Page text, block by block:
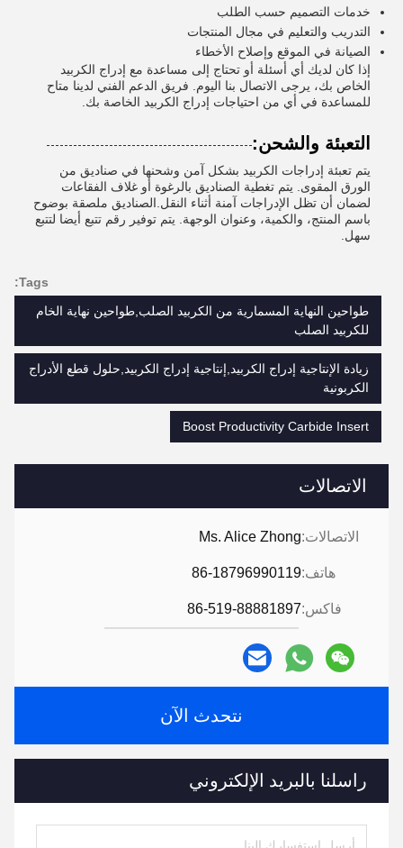
الاتصالات
الاتصالات:Ms. Alice Zhong
هاتف:86-18796990119
فاكس:86-519-88881897
نتحدث الآن
راسلنا بالبريد الإلكتروني
خدمات التصميم حسب الطلب
التدريب والتعليم في مجال المنتجات
الصيانة في الموقع وإصلاح الأخطاء
إذا كان لديك أي أسئلة أو تحتاج إلى مساعدة مع إدراج الكربيد
الخاص بك، يرجى الاتصال بنا اليوم. فريق الدعم الفني لدينا متاح
للمساعدة في أي من احتياجات إدراج الكربيد الخاصة بك.
التعبئة والشحن:
يتم تعبئة إدراجات الكربيد بشكل آمن وشحنها في صناديق من
الورق المقوى. يتم تغطية الصناديق بالرغوة أو غلاف الفقاعات
لضمان أن تظل الإدراجات آمنة أثناء النقل.الصناديق ملصقة بوضوح
باسم المنتج، والكمية، وعنوان الوجهة. يتم توفير رقم تتبع أيضا لتتبع
سهل.
Tags:
طواحين النهاية المسمارية من الكربيد الصلب,طواحين نهاية الخام
للكربيد الصلب
زيادة الإنتاجية إدراج الكربيد,إنتاجية إدراج الكربيد,حلول قطع الأدراج
الكربونية
Boost Productivity Carbide Insert